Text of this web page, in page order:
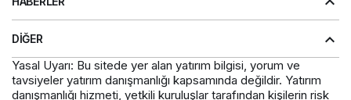
DIĞER
Yasal Uyarı: Bu sitede yer alan yatırım bilgisi, yorum ve
tavsiyeler yatırım danışmanlığı kapsamında değildir. Yatırım
danışmanlığı hizmeti, yetkili kuruluşlar tarafından kişilerin risk